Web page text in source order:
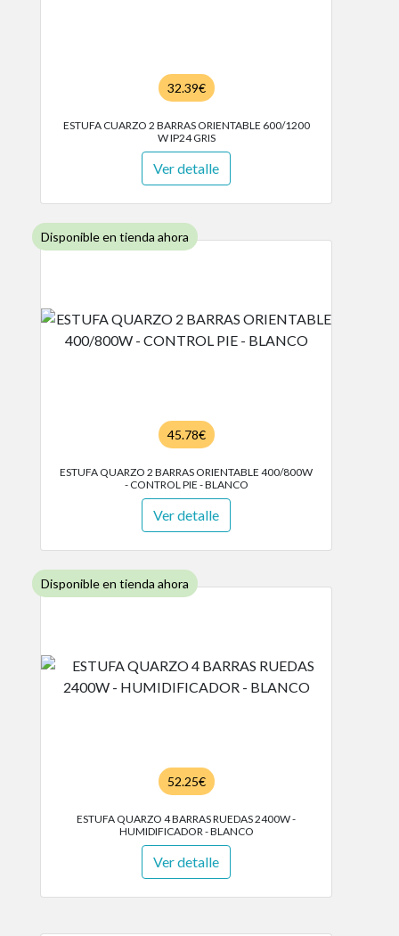
32.39€
ESTUFA CUARZO 2 BARRAS ORIENTABLE 600/1200
W IP24 GRIS
Ver detalle
Disponible en tienda ahora
45.78€
ESTUFA QUARZO 2 BARRAS ORIENTABLE 400/800W
- CONTROL PIE - BLANCO
Ver detalle
Disponible en tienda ahora
52.25€
ESTUFA QUARZO 4 BARRAS RUEDAS 2400W -
HUMIDIFICADOR - BLANCO
Ver detalle